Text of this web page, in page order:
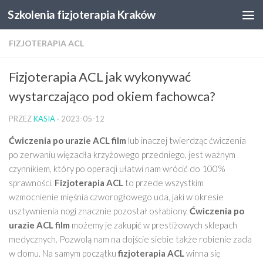
Skip to content
Szkolenia fizjoterapia Kraków
FIZJOTERAPIA ACL
Fizjoterapia ACL jak wykonywać
wystarczająco pod okiem fachowca?
PRZEZKASIA · 2023-05-12
Ćwiczenia po urazie ACL film lub inaczej twierdząc ćwiczenia
po zerwaniu więzadła krzyżowego przedniego, jest ważnym
czynnikiem, który po operacji ułatwi nam wrócić do 100%
sprawności. Fizjoterapia ACL to przede wszystkim
wzmocnienie mięśnia czworogłowego uda, jaki w okresie
usztywnienia nogi znacznie pozostał osłabiony. Ćwiczenia po
urazie ACL film możemy je zakupić w prestiżowych sklepach
medycznych. Pozwolą nam na dojście siebie także robienie zada
w domu. Na samym początku fizjoterapia ACLwinna się